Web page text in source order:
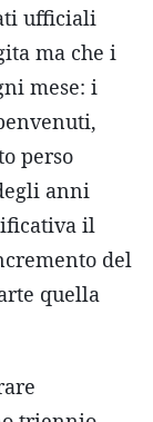
ufficiali
ma che i
mese: i
perso
anni
il
del
quella